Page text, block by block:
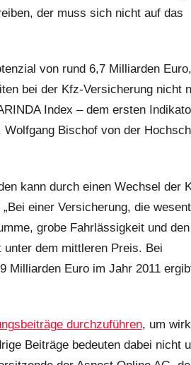
der muss sich nicht auf das
von rund 6,7 Milliarden
bei der Kfz-Versicherung nicht
Index – dem ersten
Bischof von der
kann durch einen Wechsel der
einer Versicherung, die
grobe Fahrlässigkeit und
dem mittleren Preis. Bei
Milliarden Euro im Jahr 2011
durchzuführen, um
Beiträge bedeuten dabei nicht